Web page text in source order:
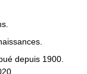
depuis 1900.